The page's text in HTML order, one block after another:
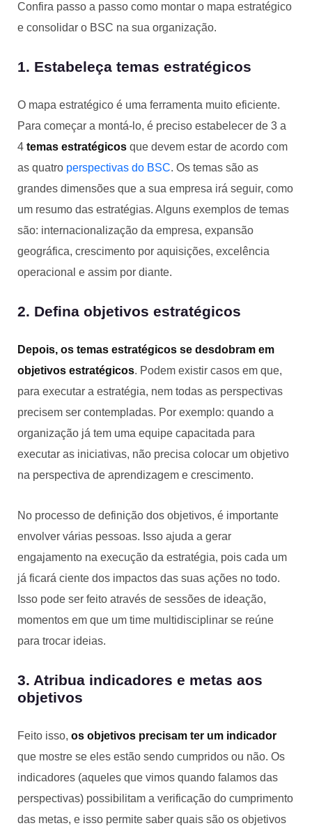
Confira passo a passo como montar o mapa estratégico
e consolidar o BSC na sua organização.
1. Estabeleça temas estratégicos
O mapa estratégico é uma ferramenta muito eficiente.
Para começar a montá-lo, é preciso estabelecer de 3 a
4 temas estratégicos que devem estar de acordo com
as quatro perspectivas do BSC. Os temas são as
grandes dimensões que a sua empresa irá seguir, como
um resumo das estratégias. Alguns exemplos de temas
são: internacionalização da empresa, expansão
geográfica, crescimento por aquisições, excelência
operacional e assim por diante.
2. Defina objetivos estratégicos
Depois, os temas estratégicos se desdobram em
objetivos estratégicos. Podem existir casos em que,
para executar a estratégia, nem todas as perspectivas
precisem ser contempladas. Por exemplo: quando a
organização já tem uma equipe capacitada para
executar as iniciativas, não precisa colocar um objetivo
na perspectiva de aprendizagem e crescimento.
No processo de definição dos objetivos, é importante
envolver várias pessoas. Isso ajuda a gerar
engajamento na execução da estratégia, pois cada um
já ficará ciente dos impactos das suas ações no todo.
Isso pode ser feito através de sessões de ideação,
momentos em que um time multidisciplinar se reúne
para trocar ideias.
3. Atribua indicadores e metas aos
objetivos
Feito isso, os objetivos precisam ter um indicador
que mostre se eles estão sendo cumpridos ou não. Os
indicadores (aqueles que vimos quando falamos das
perspectivas) possibilitam a verificação do cumprimento
das metas, e isso permite saber quais são os objetivos